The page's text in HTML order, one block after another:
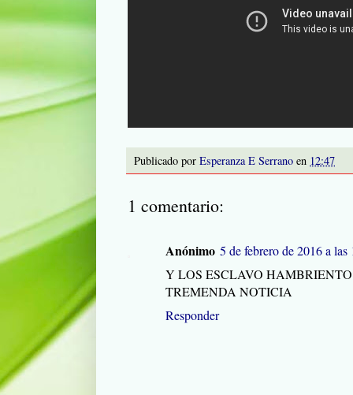
Publicado por Esperanza E Serrano en 12:47
1 comentario:
Anónimo 5 de febrero de 2016 a las
Y LOS ESCLAVO
TREMENDA NOTICIA
Responder